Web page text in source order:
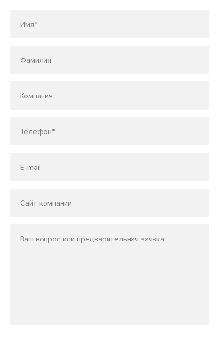
Имя*
Фамилия
Компания
Телефон*
E-mail
Сайт компании
Ваш вопрос или предварительная заявка